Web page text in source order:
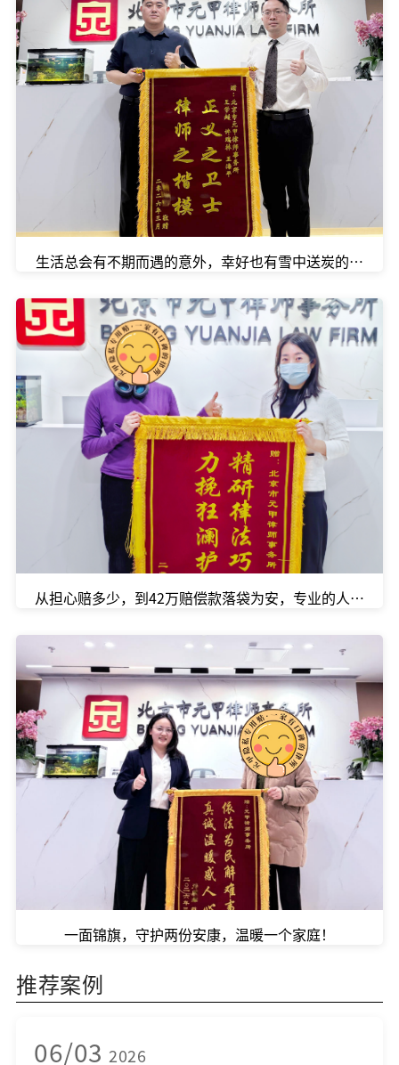
生活总会有不期而遇的意外，幸好也有雪中送炭的温暖。
从担心赔多少，到42万赔偿款落袋为安，专业的人办专业
一面锦旗，守护两份安康，温暖一个家庭！
推荐案例
06/03 2026